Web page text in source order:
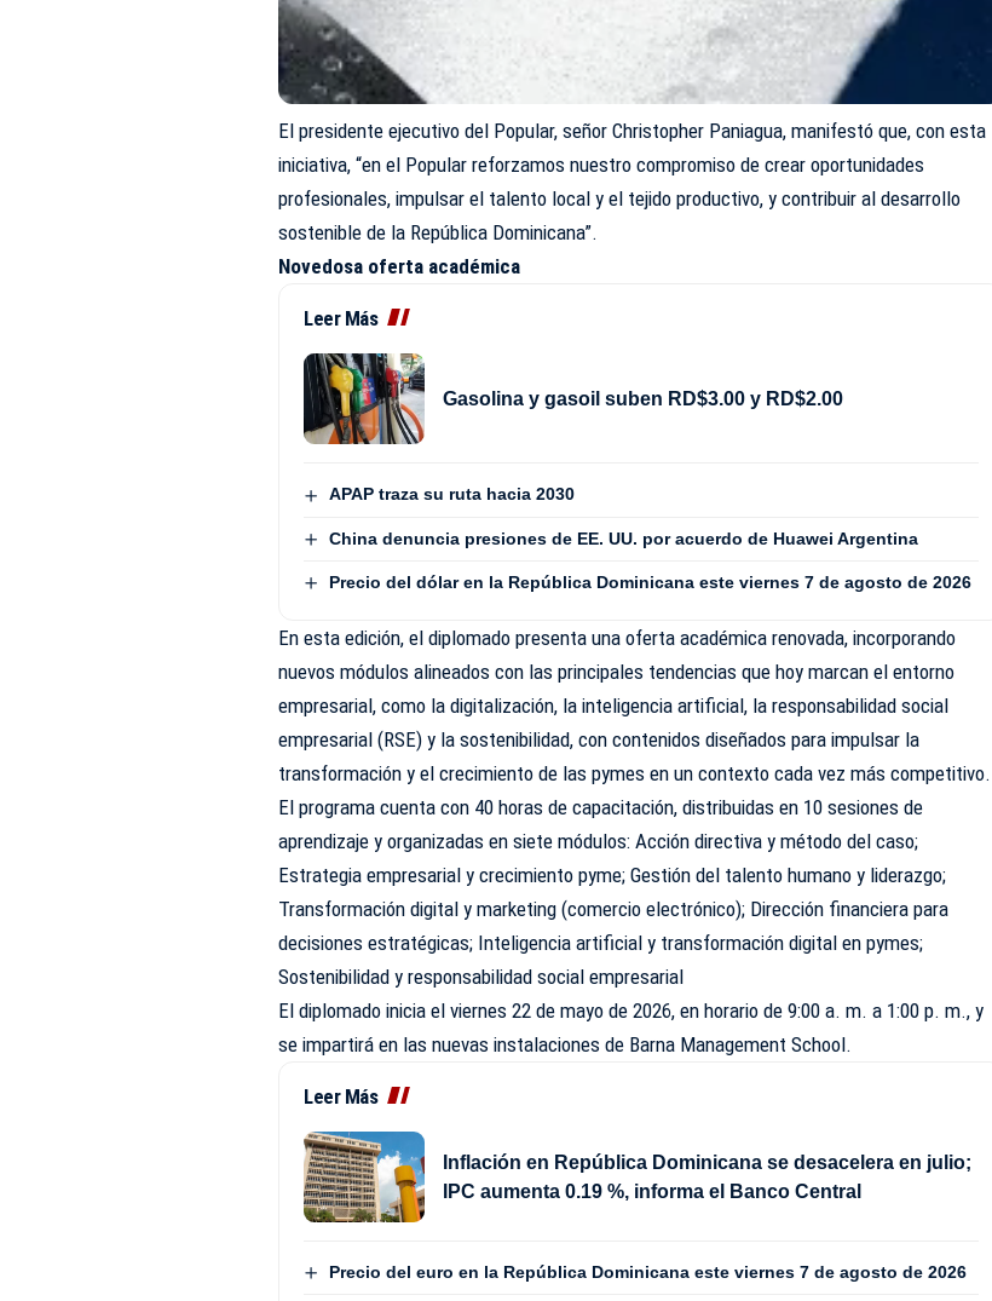
El presidente ejecutivo del Popular, señor Christopher Paniagua, manifestó que, con esta
iniciativa, “en el Popular reforzamos nuestro compromiso de crear oportunidades
profesionales, impulsar el talento local y el tejido productivo, y contribuir al desarrollo
sostenible de la República Dominicana”.
Novedosa oferta académica
Leer Más
Gasolina y gasoil suben RD$3.00 y RD$2.00
APAP traza su ruta hacia 2030
China denuncia presiones de EE. UU. por acuerdo de Huawei Argentina
Precio del dólar en la República Dominicana este viernes 7 de agosto de 2026
En esta edición, el diplomado presenta una oferta académica renovada, incorporando
nuevos módulos alineados con las principales tendencias que hoy marcan el entorno
empresarial, como la digitalización, la inteligencia artificial, la responsabilidad social
empresarial (RSE) y la sostenibilidad, con contenidos diseñados para impulsar la
transformación y el crecimiento de las pymes en un contexto cada vez más competitivo.
El programa cuenta con 40 horas de capacitación, distribuidas en 10 sesiones de
aprendizaje y organizadas en siete módulos: Acción directiva y método del caso;
Estrategia empresarial y crecimiento pyme; Gestión del talento humano y liderazgo;
Transformación digital y marketing (comercio electrónico); Dirección financiera para
decisiones estratégicas; Inteligencia artificial y transformación digital en pymes;
Sostenibilidad y responsabilidad social empresarial
El diplomado inicia el viernes 22 de mayo de 2026, en horario de 9:00 a. m. a 1:00 p. m., y
se impartirá en las nuevas instalaciones de Barna Management School.
Leer Más
Inflación en República Dominicana se desacelera en julio;
IPC aumenta 0.19 %, informa el Banco Central
Precio del euro en la República Dominicana este viernes 7 de agosto de 2026